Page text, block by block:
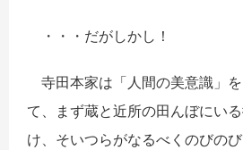
・・・だがしかし！
寺田本家は「人間の美意識」
て、まず蔵と近所の田んぼにい
け、そいつらがなるべくのびの